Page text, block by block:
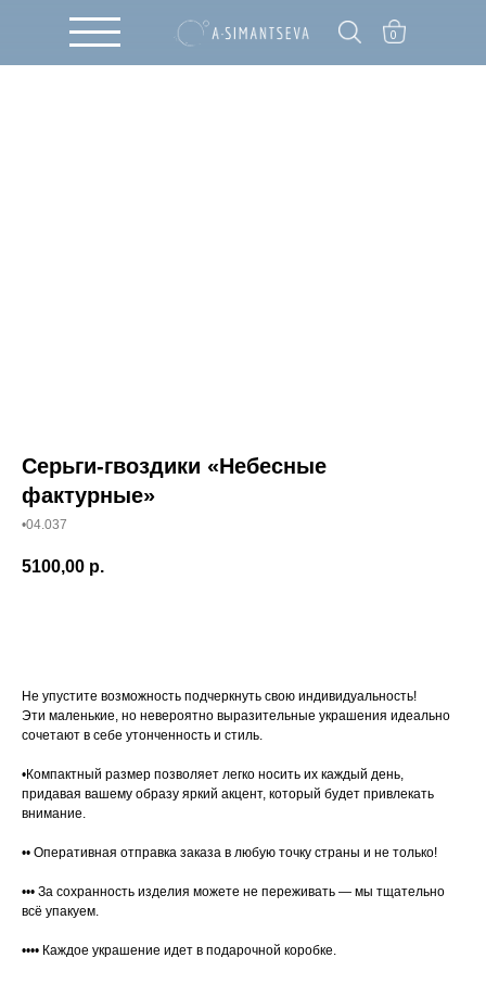
0
Серьги-гвоздики «Небесные
фактурные»
•04.037
5100,00 р.
Не упустите возможность подчеркнуть свою индивидуальность!
Эти маленькие, но невероятно выразительные украшения идеально
сочетают в себе утонченность и стиль.
•Компактный размер позволяет легко носить их каждый день,
придавая вашему образу яркий акцент, который будет привлекать
внимание.
•• Оперативная отправка заказа в любую точку страны и не только!
••• За сохранность изделия можете не переживать — мы тщательно
всё упакуем.
•••• Каждое украшение идет в подарочной коробке.